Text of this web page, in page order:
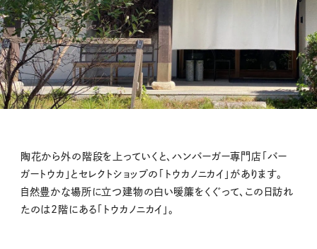
陶花から外の階段を上っていくと、ハンバーガー専門店「バー
ガートウカ」とセレクトショップの「トウカノニカイ」があります。
自然豊かな場所に立つ建物の白い暖簾をくぐって、この日訪れ
たのは2階にある「トウカノニカイ」。